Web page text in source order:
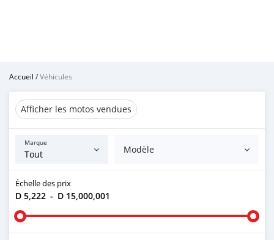
Accueil /Véhicules
Afficher les motos vendues
Marque
Modèle
Échelle des prix
D 5,222 - D 15,000,001